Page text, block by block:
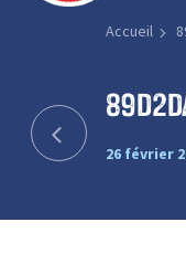
Accueil
26 février